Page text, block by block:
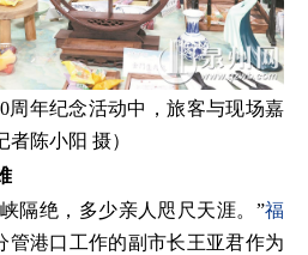
周年纪念活动中，旅客与现场嘉
陈小阳 摄）
隔绝，多少亲人咫尺天涯。”福
管港口工作的副市长王亚君作为